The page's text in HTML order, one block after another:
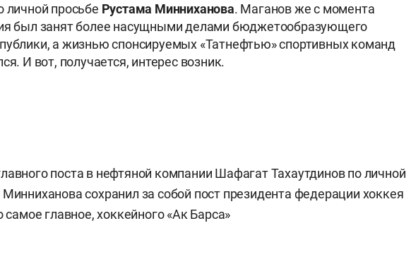
личной просьбе Рустама Минниханова. Маганов же с момента
был занят более насущными делами бюджетообразующего
а жизнью спонсируемых «Татнефтью» спортивных команд
И вот, получается, интерес возник.